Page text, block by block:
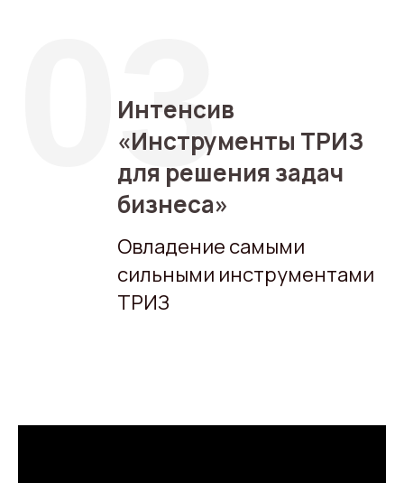
Интенсив
«Инструменты ТРИЗ
для решения задач
бизнеса»
Овладение самыми
сильными инструментами
ТРИЗ
03